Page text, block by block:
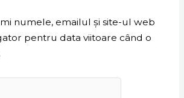
numele, emailul și site-ul web
pentru data viitoare când o